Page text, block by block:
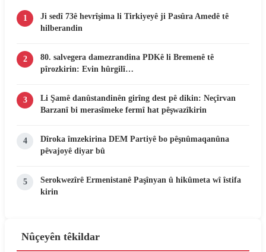
1
Ji sedî 73ê hevrîşima li Tirkiyeyê ji Pasûra Amedê tê
hilberandin
2
80. salvegera damezrandina PDKê li Bremenê tê
pîrozkirin: Evin hûrgilî…
3
Li Şamê danûstandinên girîng dest pê dikin: Neçîrvan
Barzanî bi merasîmeke fermî hat pêşwazîkirin
4
Dîroka îmzekirina DEM Partiyê bo pêşnûmaqanûna
pêvajoyê diyar bû
5
Serokwezîrê Ermenistanê Paşînyan û hikûmeta wî îstifa
kirin
Nûçeyên têkildar